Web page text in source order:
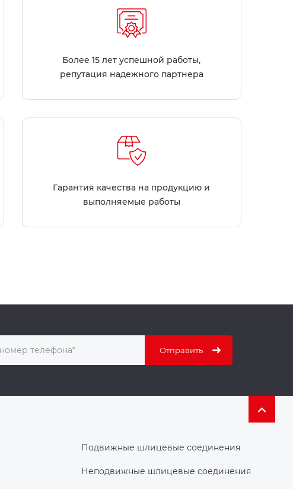
Более 15 лет успешной работы,
репутация надежного партнера
Гарантия качества на продукцию и
выполняемые работы
Подвижные шлицевые соединения
Неподвижные шлицевые соединения